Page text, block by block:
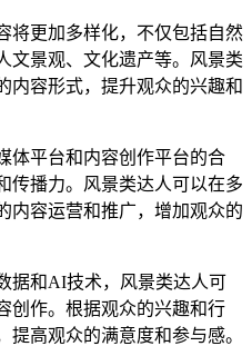
将更加多样化，不仅包括自然
文景观、文化遗产等。风景类
内容形式，提升观众的兴趣和
体平台和内容创作平台的合
传播力。风景类达人可以在多
内容运营和推广，增加观众的
据和AI技术，风景类达人可
创作。根据观众的兴趣和行
高观众的满意度和参与感。